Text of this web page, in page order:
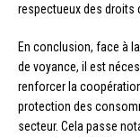
respectueux des droits
En conclusion, face à
de voyance, il est
renforcer la
protection des
secteur. Cela passe